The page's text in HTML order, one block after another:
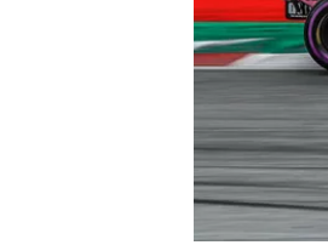
MÁS CATEGORÍAS